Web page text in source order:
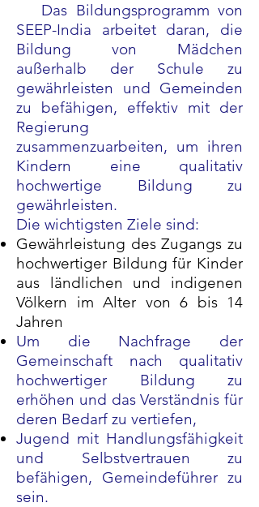
Das Bildungsprogramm von
SEEP-India arbeitet daran, die
Bildung von Mädchen
außerhalb der Schule zu
gewährleisten und Gemeinden
zu befähigen, effektiv mit der
Regierung
zusammenzuarbeiten, um ihren
Kindern eine qualitativ
hochwertige Bildung zu
gewährleisten.
Die wichtigsten Ziele sind:
Gewährleistung des Zugangs zu
hochwertiger Bildung für Kinder
aus ländlichen und indigenen
Völkern im Alter von 6 bis 14
Jahren
Um die Nachfrage der
Gemeinschaft nach qualitativ
hochwertiger Bildung zu
erhöhen und das Verständnis für
deren Bedarf zu vertiefen,
Jugend mit Handlungsfähigkeit
und Selbstvertrauen zu
befähigen, Gemeindeführer zu
sein.